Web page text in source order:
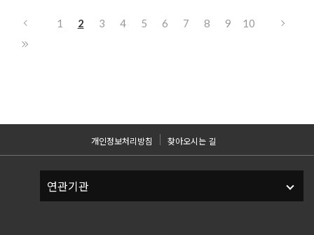
1 2 3 4 5 6 7 8 9 10
개인정보처리방침 찾아오시는 길